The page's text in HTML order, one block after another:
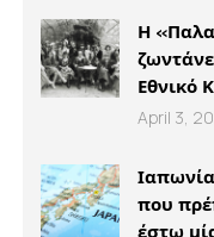
Η
Εθνικό
April 3,
που
έστω